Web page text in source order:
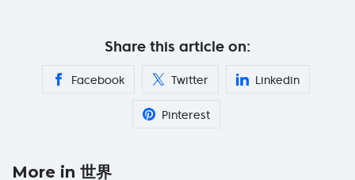
Share this article on:
Facebook Twitter Linkedin
Pinterest
More in 世界